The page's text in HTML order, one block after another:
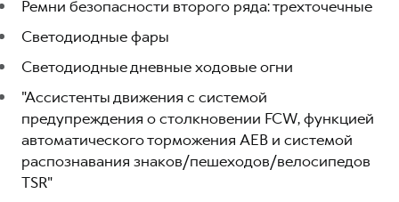
Ремни безопасности второго ряда: трехточечные
Светодиодные фары
Светодиодные дневные ходовые огни
"Ассистенты движения с системой
предупреждения о столкновении FCW, функцией
автоматического торможения AEB и системой
распознавания знаков/пешеходов/велосипедов
TSR"